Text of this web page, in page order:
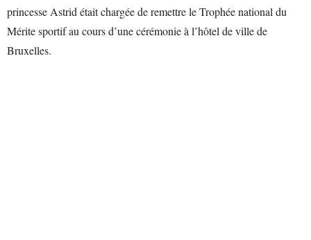
princesse Astrid était chargée de remettre le Trophée national du
Mérite sportif au cours d’une cérémonie à l’hôtel de ville de
Bruxelles.